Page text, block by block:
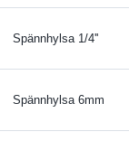
Spännhylsa 1/4''
Spännhylsa 6mm